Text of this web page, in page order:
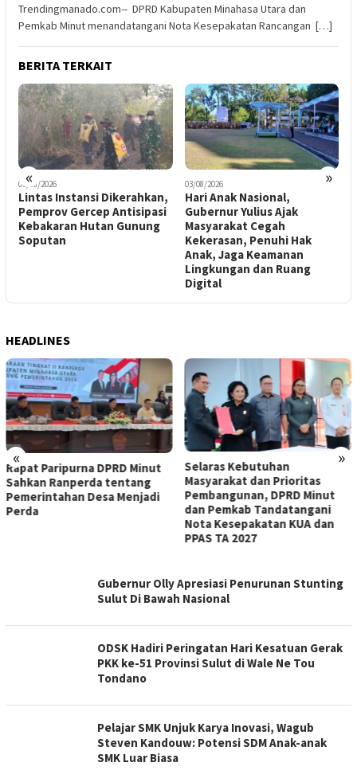
Trendingmanado.com-- DPRD Kabupaten Minahasa Utara dan
Pemkab Minut menandatangani Nota Kesepakatan Rancangan […]
BERITA TERKAIT
« »
03/08/2026
Lintas Instansi Dikerahkan,
Pemprov Gercep Antisipasi
Kebakaran Hutan Gunung
Soputan
03/08/2026
Hari Anak Nasional,
Gubernur Yulius Ajak
Masyarakat Cegah
Kekerasan, Penuhi Hak
Anak, Jaga Keamanan
Lingkungan dan Ruang
Digital
HEADLINES
« »
Rapat Paripurna DPRD Minut
Sahkan Ranperda tentang
Pemerintahan Desa Menjadi
Perda
Selaras Kebutuhan
Masyarakat dan Prioritas
Pembangunan, DPRD Minut
dan Pemkab Tandatangani
Nota Kesepakatan KUA dan
PPAS TA 2027
Gubernur Olly Apresiasi Penurunan Stunting
Sulut Di Bawah Nasional
ODSK Hadiri Peringatan Hari Kesatuan Gerak
PKK ke-51 Provinsi Sulut di Wale Ne Tou
Tondano
Pelajar SMK Unjuk Karya Inovasi, Wagub
Steven Kandouw: Potensi SDM Anak-anak
SMK Luar Biasa